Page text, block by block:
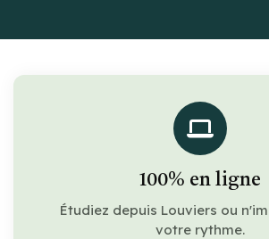
100% en ligne
Étudiez depuis Louviers ou
votre rythme.